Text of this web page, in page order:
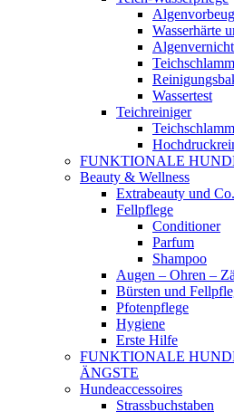
Wasserhärte
Wassertest
Teichreiniger
FUNKTIONALE
Beauty & Wellness
Extrabeauty und Co.
Fellpflege
Conditioner
Parfum
Shampoo
Augen – Ohren –
Bürsten und
Pfotenpflege
Hygiene
Erste Hilfe
FUNKTIONALE
ÄNGSTE
Hundeaccessoires
Strassbuchstaben